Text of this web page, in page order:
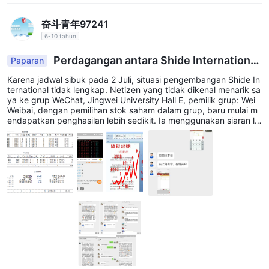
dan biaya transaksi yang terkait dengan perdagangan
komoditas ini di pasar lokal London.
Biaya
Biaya yang terkait dengan layanan tersebut termasuk tarif
komisi yang dapat dinegosiasikan, materai di 0,13%dari nilai
kotor, retribusi transaksi dibayarkan ke SFC dan FRC, biaya
perdagangan dibayarkan ke HKEx, biaya kliring mulai dari
HK$6 hingga HK$300, dan retribusi I/C yang ditangguhkan.
Layanan nominee dan settlement meliputi biaya pengiriman SI,
biaya scrip untuk pendaftaran, waran saham &
bonus/pengumpulan dividen tunai, bea meterai akta
pengalihan, biaya penitipan saham, penarikan saham fisik,
berlangganan waran/hak/penawaran terbuka/penawaran
preferensial, Pembiayaan IPO, dan biaya lain-lain seperti cek
yang dikembalikan dan biaya pengiriman uang berdasarkan
奋斗青年97241
6-10 tahun
Paparan
Perdagangan antara Shide International
Black Platform dan Jingwei University Hall
Karena jadwal sibuk pada 2 Juli, situasi pengembangan Shide In
ternational tidak lengkap. Netizen yang tidak dikenal menarik sa
ya ke grup WeChat, Jingwei University Hall E, pemilik grup: Wei
Weibai, dengan pemilihan stok saham dalam grup, baru mulai m
endapatkan penghasilan lebih sedikit. Ia menggunakan siaran la
ngsung Balai Universitas Jingwei di http://pb.abenben.com/v/yu
0p2 untuk siaran langsung. Ada tiga guru di ruang siaran langsu
ng (Wei Yibo, Wang Jiaming, Tang Xinyue), yang akan memprom
osikan perekrutan pribadi di masa depan. Dana itu menggandak
an stok. Setelah itu, pasar saham tidak baik, bawa semua orang
ke dalam operasi indeks saham, gandakan dana dan kemudian
masukkan pasar saham untuk berpartisipasi dalam klaimnya unt
uk menggandakan rencana. Komisaris Shide layanan pelanggan
yang disarankan: Zhou Qin, menangani setoran akun, total RMB
10.000 yuan (50000,00) yuan, pada sore hari 21 Juni, 2019 ope
rasi pendek DAX1906, hasilnya melonjak 94 poin, akun platform
orang-orang dari juta yuan (50000,00) yuan, Terpaksa menutup
posisi, semua kerugian selesai, jumlahnya nol. Setelah itu, saya
memeriksa di Baidu bahwa beberapa teman menyampaikan kab